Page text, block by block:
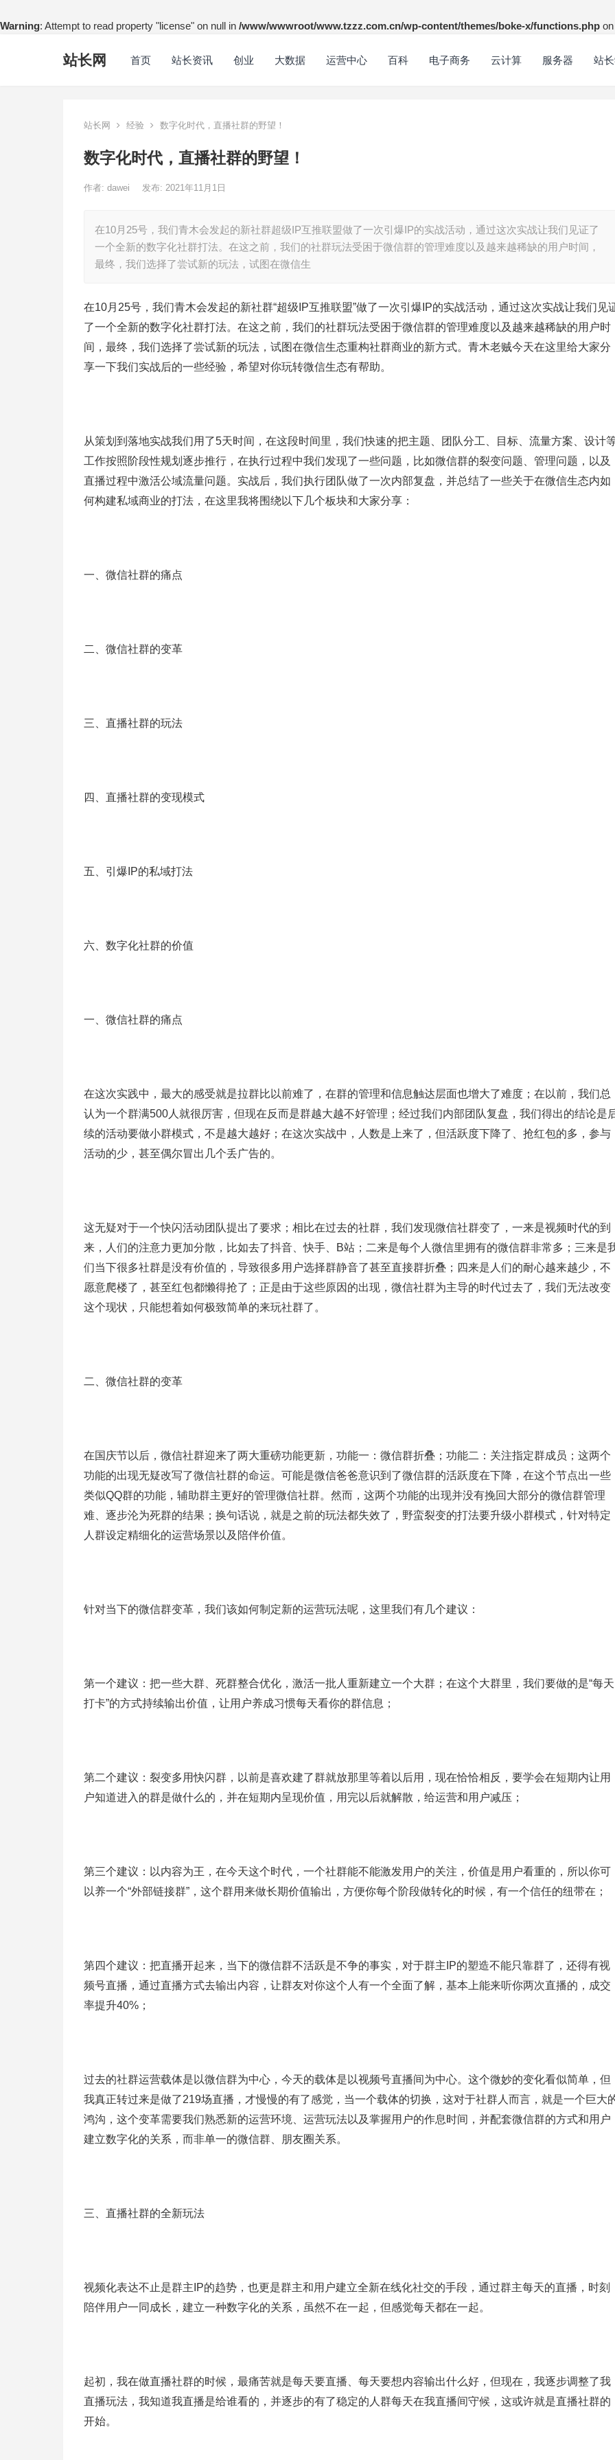
Warning: Attempt to read property "license" on null in /www/wwwroot/www.tzzz.com.cn/wp-content/themes/boke-x/functions.php
站长网 首页 站长资讯 创业 大数据 运营中心 百科 电子商务 云计算 服务器 站
站长网 经验 数字化时代，直播社群的野望！
数字化时代，直播社群的野望！
作者: dawei 发布: 2021年11月1日
在10月25号，我们青木会发起的新社群超级IP互推联盟做了一次引爆IP的实战活动，通过这次实战让我们见证了
一个全新的数字化社群打法。在这之前，我们的社群玩法受困于微信群的管理难度以及越来越稀缺的用户时间，
最终，我们选择了尝试新的玩法，试图在微信生
在10月25号，我们青木会发起的新社群“超级IP互推联盟”做了一次引爆IP的实战活动，通过这次实战让我们见
了一个全新的数字化社群打法。在这之前，我们的社群玩法受困于微信群的管理难度以及越来越稀缺的用户时
间，最终，我们选择了尝试新的玩法，试图在微信生态重构社群商业的新方式。青木老贼今天在这里给大家分
享一下我们实战后的一些经验，希望对你玩转微信生态有帮助。
从策划到落地实战我们用了5天时间，在这段时间里，我们快速的把主题、团队分工、目标、流量方案、设计
工作按照阶段性规划逐步推行，在执行过程中我们发现了一些问题，比如微信群的裂变问题、管理问题，以及
直播过程中激活公域流量问题。实战后，我们执行团队做了一次内部复盘，并总结了一些关于在微信生态内如
何构建私域商业的打法，在这里我将围绕以下几个板块和大家分享：
一、微信社群的痛点
二、微信社群的变革
三、直播社群的玩法
四、直播社群的变现模式
五、引爆IP的私域打法
六、数字化社群的价值
一、微信社群的痛点
在这次实践中，最大的感受就是拉群比以前难了，在群的管理和信息触达层面也增大了难度；在以前，我们总
认为一个群满500人就很厉害，但现在反而是群越大越不好管理；经过我们内部团队复盘，我们得出的结论是
续的活动要做小群模式，不是越大越好；在这次实战中，人数是上来了，但活跃度下降了、抢红包的多，参与
活动的少，甚至偶尔冒出几个丢广告的。
这无疑对于一个快闪活动团队提出了要求；相比在过去的社群，我们发现微信社群变了，一来是视频时代的到
来，人们的注意力更加分散，比如去了抖音、快手、B站；二来是每个人微信里拥有的微信群非常多；三来是
们当下很多社群是没有价值的，导致很多用户选择群静音了甚至直接群折叠；四来是人们的耐心越来越少，不
愿意爬楼了，甚至红包都懒得抢了；正是由于这些原因的出现，微信社群为主导的时代过去了，我们无法改变
这个现状，只能想着如何极致简单的来玩社群了。
二、微信社群的变革
在国庆节以后，微信社群迎来了两大重磅功能更新，功能一：微信群折叠；功能二：关注指定群成员；这两个
功能的出现无疑改写了微信社群的命运。可能是微信爸爸意识到了微信群的活跃度在下降，在这个节点出一些
类似QQ群的功能，辅助群主更好的管理微信社群。然而，这两个功能的出现并没有挽回大部分的微信群管理
难、逐步沦为死群的结果；换句话说，就是之前的玩法都失效了，野蛮裂变的打法要升级小群模式，针对特定
人群设定精细化的运营场景以及陪伴价值。
针对当下的微信群变革，我们该如何制定新的运营玩法呢，这里我们有几个建议：
第一个建议：把一些大群、死群整合优化，激活一批人重新建立一个大群；在这个大群里，我们要做的是“每天
打卡”的方式持续输出价值，让用户养成习惯每天看你的群信息；
第二个建议：裂变多用快闪群，以前是喜欢建了群就放那里等着以后用，现在恰恰相反，要学会在短期内让用
户知道进入的群是做什么的，并在短期内呈现价值，用完以后就解散，给运营和用户减压；
第三个建议：以内容为王，在今天这个时代，一个社群能不能激发用户的关注，价值是用户看重的，所以你可
以养一个“外部链接群”，这个群用来做长期价值输出，方便你每个阶段做转化的时候，有一个信任的纽带在；
第四个建议：把直播开起来，当下的微信群不活跃是不争的事实，对于群主IP的塑造不能只靠群了，还得有视
频号直播，通过直播方式去输出内容，让群友对你这个人有一个全面了解，基本上能来听你两次直播的，成交
率提升40%；
过去的社群运营载体是以微信群为中心，今天的载体是以视频号直播间为中心。这个微妙的变化看似简单，但
我真正转过来是做了219场直播，才慢慢的有了感觉，当一个载体的切换，这对于社群人而言，就是一个巨大
鸿沟，这个变革需要我们熟悉新的运营环境、运营玩法以及掌握用户的作息时间，并配套微信群的方式和用户
建立数字化的关系，而非单一的微信群、朋友圈关系。
三、直播社群的全新玩法
视频化表达不止是群主IP的趋势，也更是群主和用户建立全新在线化社交的手段，通过群主每天的直播，时刻
陪伴用户一同成长，建立一种数字化的关系，虽然不在一起，但感觉每天都在一起。
起初，我在做直播社群的时候，最痛苦就是每天要直播、每天要想内容输出什么好，但现在，我逐步调整了我
直播玩法，我知道我直播是给谁看的，并逐步的有了稳定的人群每天在我直播间守候，这或许就是直播社群的
开始。